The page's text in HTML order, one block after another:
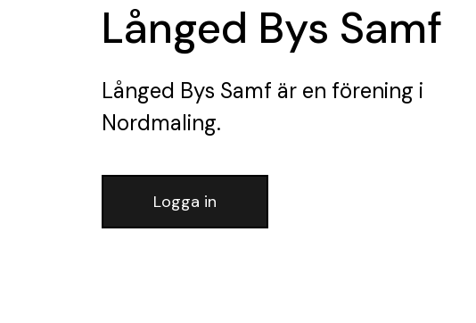
Långed Bys Samf
Långed Bys Samf är en förening i
Nordmaling.
Logga in